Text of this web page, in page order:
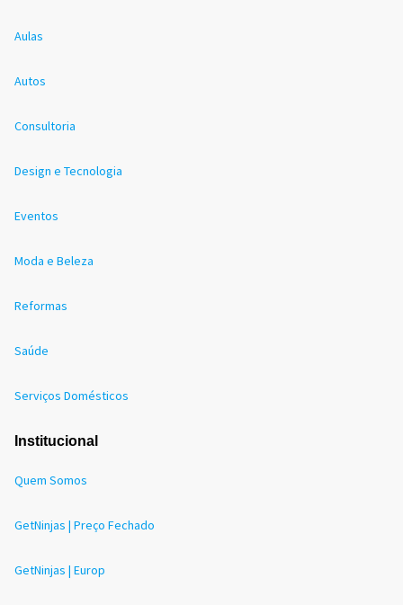
Aulas
Autos
Consultoria
Design e Tecnologia
Eventos
Moda e Beleza
Reformas
Saúde
Serviços Domésticos
Institucional
Quem Somos
GetNinjas | Preço Fechado
GetNinjas | Europ